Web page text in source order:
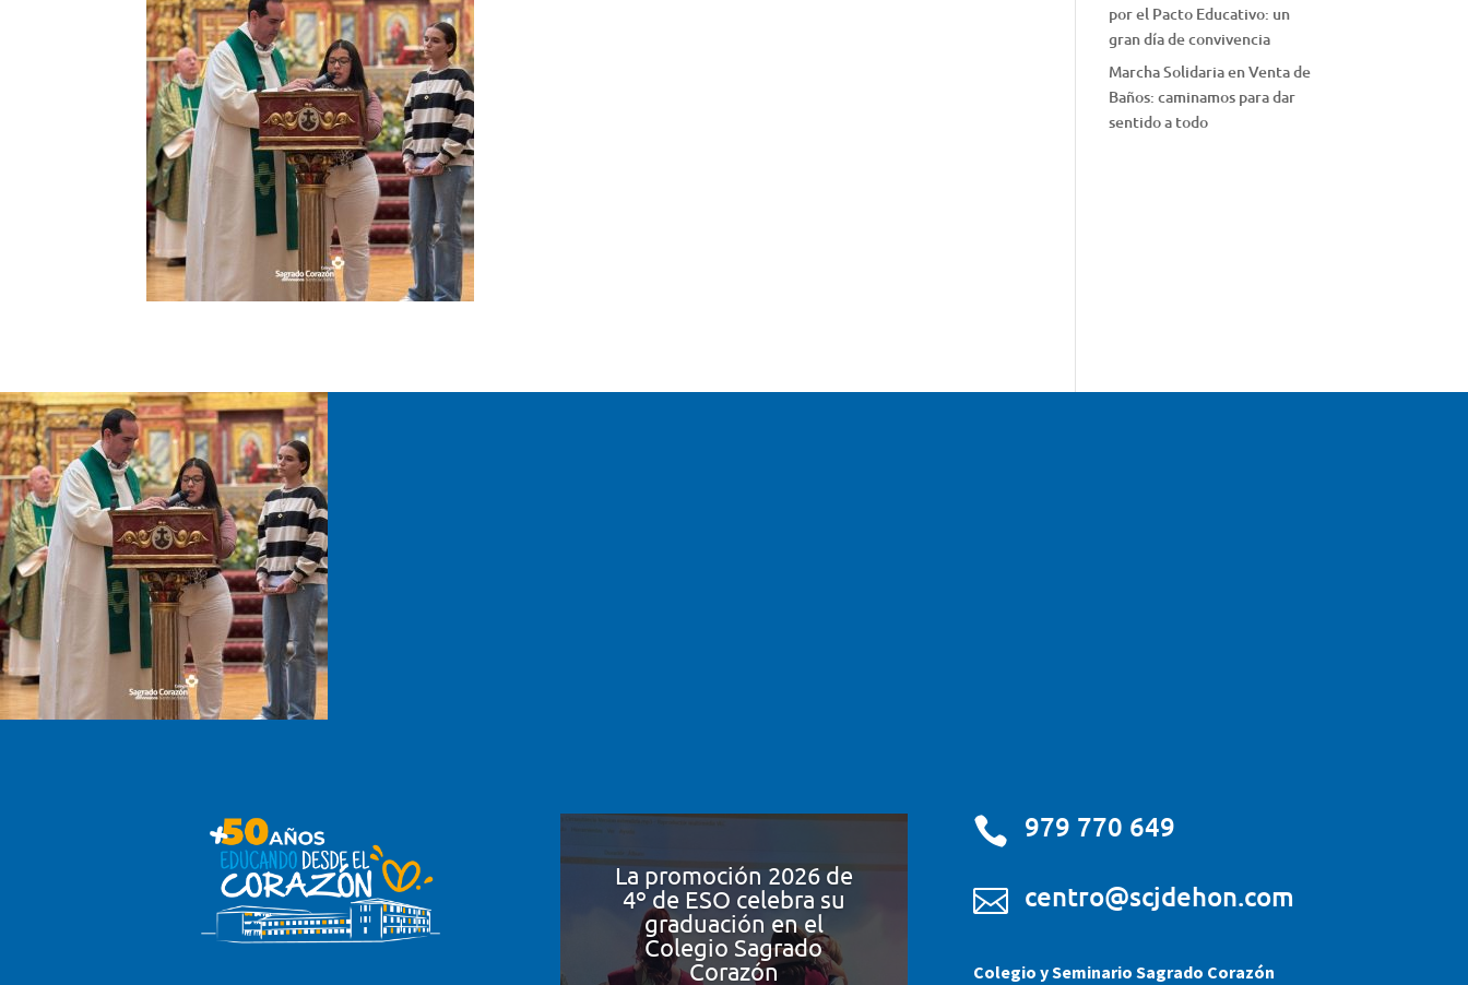
por el Pacto Educativo: un
gran día de convivencia
Marcha Solidaria en Venta de
Baños: caminamos para dar
sentido a todo
La promoción 2026 de
4º de ESO celebra su
graduación en el
Colegio Sagrado
Corazón
 979 770 649
 centro@scjdehon.com
Colegio y Seminario Sagrado Corazón